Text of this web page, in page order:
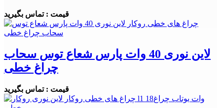
قیمت : تماس بگیرید
لاین نوری 40 وات پارس شعاع توس سحاب
چراغ خطی
قیمت : تماس بگیرید